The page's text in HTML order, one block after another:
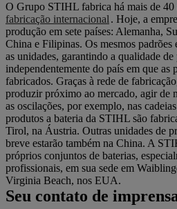
O Grupo STIHL fabrica há mais de 40
fabricação internacional . Hoje, a
produção em sete países: Alemanha,
China e Filipinas. Os mesmos padrões
as unidades, garantindo a qualidade
independentemente do país em que as
fabricados. Graças à rede de
produzir próximo ao mercado, agir de
as oscilações, por exemplo, nas
produtos a bateria da STIHL são
Tirol, na Áustria. Outras unidades de
breve estarão também na China. A
próprios conjuntos de baterias,
profissionais, em sua sede em
Virginia Beach, nos EUA.
Seu contato de